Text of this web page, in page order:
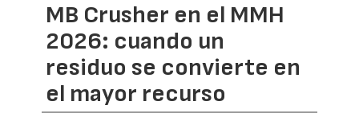
MB Crusher en el MMH
2026: cuando un
residuo se convierte en
el mayor recurso